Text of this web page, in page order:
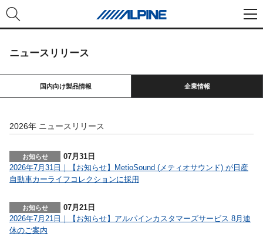
ニュースリリース
国内向け製品情報 企業情報
2026年 ニュースリリース
07月31日
2026年7月31日｜【お知らせ】MetioSound (メティオサウンド) が日産
自動車カーライフコレクションに採用
07月21日
2026年7月21日｜【お知らせ】アルパインカスタマーズサービス 8月連
休のご案内